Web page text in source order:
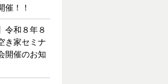
催！！
令和８年８
き家セミナ
開催のお知